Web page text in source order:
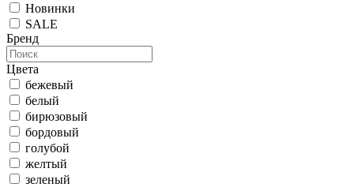
Новинки
SALE
Бренд
Цвета
бежевый
белый
бирюзовый
бордовый
голубой
желтый
зеленый